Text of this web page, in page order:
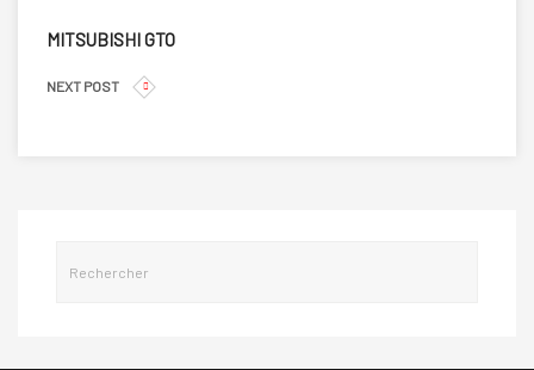
MITSUBISHI GTO
NEXT POST